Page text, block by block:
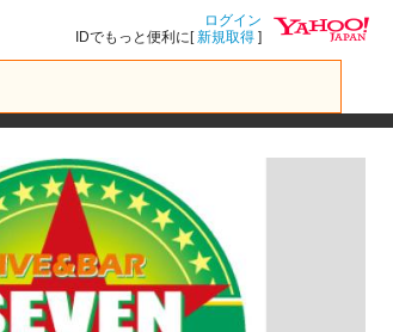
ログイン
IDでもっと便利に[新規取得 ]